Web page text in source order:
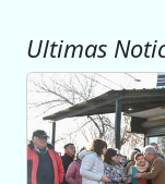
Ultimas